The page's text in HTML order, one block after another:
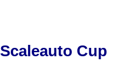
Scaleauto Cup